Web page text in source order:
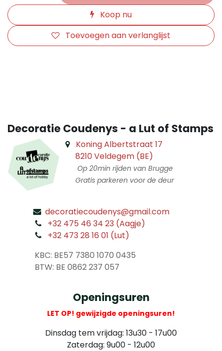
Koop nu
Toevoegen aan verlanglijst
Decoratie Coudenys - a Lut of Stamps
Koning Albertstraat 17
8210 Veldegem (BE)
Op 20min rijden van Brugge
Gratis parkeren voor de deur
decoratiecoudenys@gmail.com
+32 475 46 34 23 (Aagje)
+32 473 28 16 01 (Lut)
KBC: BE57 7380 1070 0435
​ BTW: BE 0862 237 057
Openingsuren
LET OP! gewijzigde openingsuren!
Dinsdag tem vrijdag: 13u30 - 17u00
Zaterdag: 9u00 - 12u00